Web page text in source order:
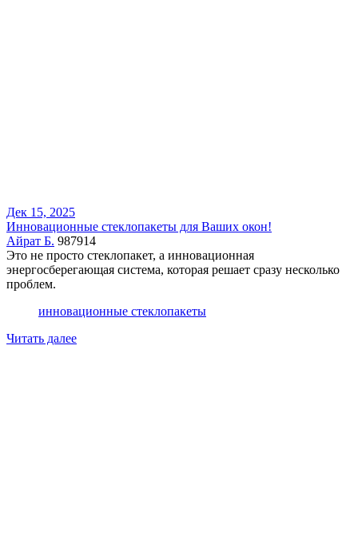
Дек 15, 2025
Инновационные стеклопакеты для Ваших окон!
Айрат Б. 987914
Это не просто стеклопакет, а инновационная
энергосберегающая система, которая решает сразу несколько
проблем.
инновационные стеклопакеты
Читать далее